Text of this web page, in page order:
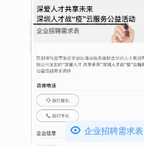
 企业招聘需求表